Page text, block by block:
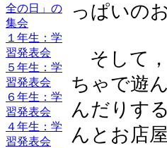
全の日」の
集会
１年生：学
習発表会
５年生：学
習発表会
６年生：学
習発表会
４年生：学
習発表会
っぱいの
そして，
ちゃで遊
んだりす
んとお店